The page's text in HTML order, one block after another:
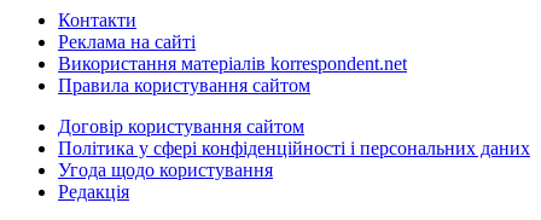
Контакти
Реклама на сайті
Використання матеріалів korrespondent.net
Правила користування сайтом
Договір користування сайтом
Політика у сфері конфіденційності і персональних даних
Угода щодо користування
Редакція